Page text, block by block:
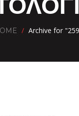
/ Archive for